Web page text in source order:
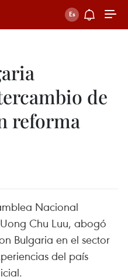
de
reforma
Nacional
Chu Luu, abogó
Bulgaria en el sector
del país